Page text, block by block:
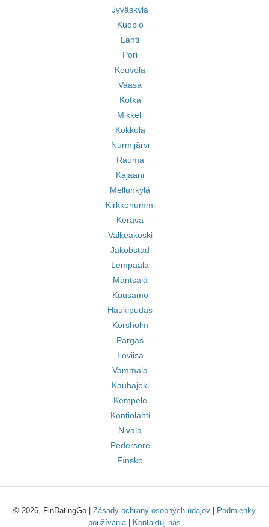
Jyväskylä
Kuopio
Lahti
Pori
Kouvola
Vaasa
Kotka
Mikkeli
Kokkola
Nurmijärvi
Rauma
Kajaani
Mellunkylä
Kirkkonummi
Kerava
Valkeakoski
Jakobstad
Lempäälä
Mäntsälä
Kuusamo
Haukipudas
Korsholm
Pargas
Loviisa
Vammala
Kauhajoki
Kempele
Kontiolahti
Nivala
Pedersöre
Fínsko
© 2026, FinDatingGo | Zásady ochrany osobných údajov
Podmienky
používania| Kontaktuj nás